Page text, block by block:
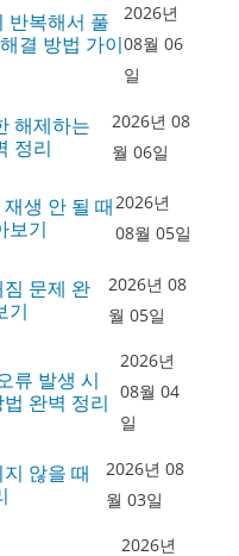
반복해서 풀
결 방법 가이
2026년
08월 06
일
해제하는
정리
2026년 08
월 06일
생 안 될 때
보기
2026년
08월 05일
문제 완
기
2026년 08
월 05일
류 발생 시
완벽 정리
2026년
08월 04
일
않을 때
2026년 08
월 03일
2026년